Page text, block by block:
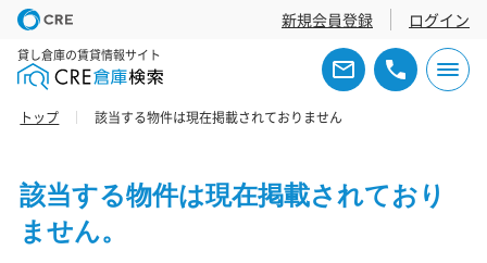
新規会員登録 ログイン
貸し倉庫の賃貸情報サイト
トップ 該当する物件は現在掲載されておりません
該当する物件は現在掲載されており
ません。